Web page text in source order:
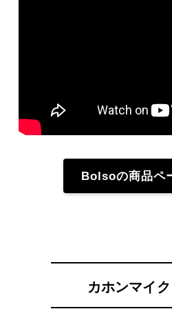
Bolsoの商品ペ
カホンマイ